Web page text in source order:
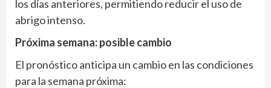
los días anteriores, permitiendo reducir el uso de
abrigo intenso.
Próxima semana: posible cambio
El pronóstico anticipa un cambio en las condiciones
para la semana próxima: